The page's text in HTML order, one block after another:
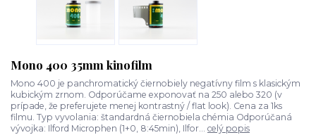
Mono 400 35mm kinofilm
Mono 400 je panchromatický čiernobiely negatívny film s klasickým
kubickým zrnom. Odporúčame exponovať na 250 alebo 320 (v
prípade, že preferujete menej kontrastný / flat look). Cena za 1ks
filmu. Typ vyvolania: štandardná čiernobiela chémia Odporúčaná
vývojka: Ilford Microphen (1+0, 8:45min), Ilfor... celý popis